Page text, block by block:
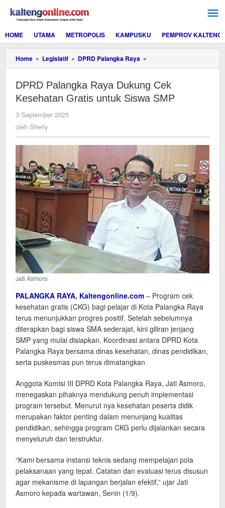
konten
HOME
UTAMA METROPOLIS KAMPUSKU PEMPROV KALTENG
Home » Legislatif » DPRD Palangka Raya »
Palangka
Dukung
Cek
Kesehatan
SMP
DPRD Palangka Raya Dukung Cek
Kesehatan Gratis untuk Siswa SMP
3 September 2025
oleh Sherly
Jati Asmoro
PALANGKA RAYA, Kaltengonline.com – Program cek
kesehatan gratis (CKG) bagi pelajar di Kota Palangka Raya
terus menunjukkan progres positif. Setelah sebelumnya
diterapkan bagi siswa SMA sederajat, kini giliran jenjang
SMP yang mulai disiapkan. Koordinasi antara DPRD Kota
Palangka Raya bersama dinas kesehatan, dinas pendidikan,
serta puskesmas pun terus dimatangkan
Anggota Komisi III DPRD Kota Palangka Raya, Jati Asmoro,
menegaskan pihaknya mendukung penuh implementasi
program tersebut. Menurut nya kesehatan peserta didik
merupakan faktor penting dalam menunjang kualitas
pendidikan, sehingga program CKG perlu dijalankan secara
menyeluruh dan terstruktur.
“Kami bersama instansi teknis sedang mempelajari pola
pelaksanaan yang tepat. Catatan dan evaluasi terus disusun
agar mekanisme di lapangan berjalan efektif,” ujar Jati
Asmoro kepada wartawan, Senin (1/9).